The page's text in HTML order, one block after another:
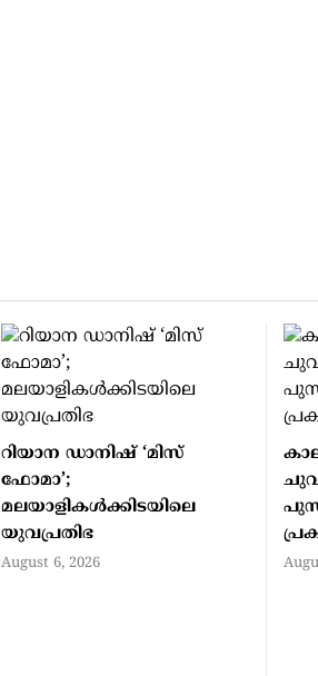
റിയാന ഡാനിഷ് ‘മിസ്
ഫോമാ’;
മലയാളികള്‍ക്കിടയിലെ
യുവപ്രതിഭ
August 6, 2026